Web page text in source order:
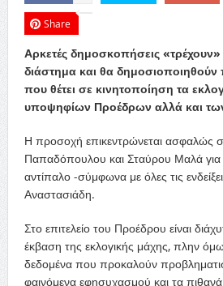
Share
Αρκετές δημοσκοπήσεις «τρέχουν»
διάστημα και θα
που θέτει σε κινητοποίηση τα
υποψηφίων Προέδρων αλλά και
Η προσοχή επικεντρώνεται ασφαλώς
Παπαδόπουλου και Σταύρου Μαλά για
αντίπαλο -σύμφωνα με όλες τις
Αναστασιάδη.
Στο επιτελείο του Προέδρου είναι
έκβαση της εκλογικής μάχης, πλην
δεδομένα που προκαλούν
φαινόμενα εφησυχασμού και τα